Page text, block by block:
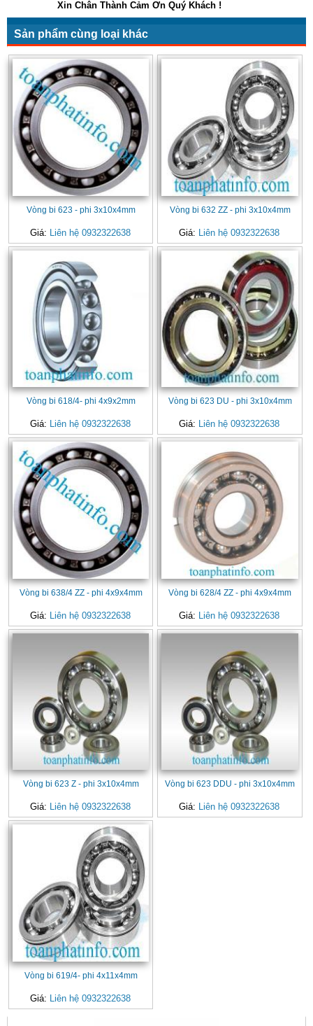
Xin Chân Thành Cảm Ơn Quý Khách !
Sản phẩm cùng loại khác
Vòng bi 623 - phi 3x10x4mm
Giá: Liên hệ 0932322638
Vòng bi 632 ZZ - phi 3x10x4mm
Giá: Liên hệ 0932322638
Vòng bi 618/4- phi 4x9x2mm
Giá: Liên hệ 0932322638
Vòng bi 623 DU - phi 3x10x4mm
Giá: Liên hệ 0932322638
Vòng bi 638/4 ZZ - phi 4x9x4mm
Giá: Liên hệ 0932322638
Vòng bi 628/4 ZZ - phi 4x9x4mm
Giá: Liên hệ 0932322638
Vòng bi 623 Z - phi 3x10x4mm
Giá: Liên hệ 0932322638
Vòng bi 623 DDU - phi 3x10x4mm
Giá: Liên hệ 0932322638
Vòng bi 619/4- phi 4x11x4mm
Giá: Liên hệ 0932322638